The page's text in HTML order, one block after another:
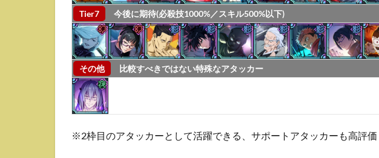
の
最
強
ア
タ
ッ
カ
ー
5
夜
特
Tier7 今後に期待(必殺技1000%／スキル500%以下)
その他 比較すべきではない特殊なアタッカー
※2枠目のアタッカーとして活躍できる、サポートアタッカーも高評価